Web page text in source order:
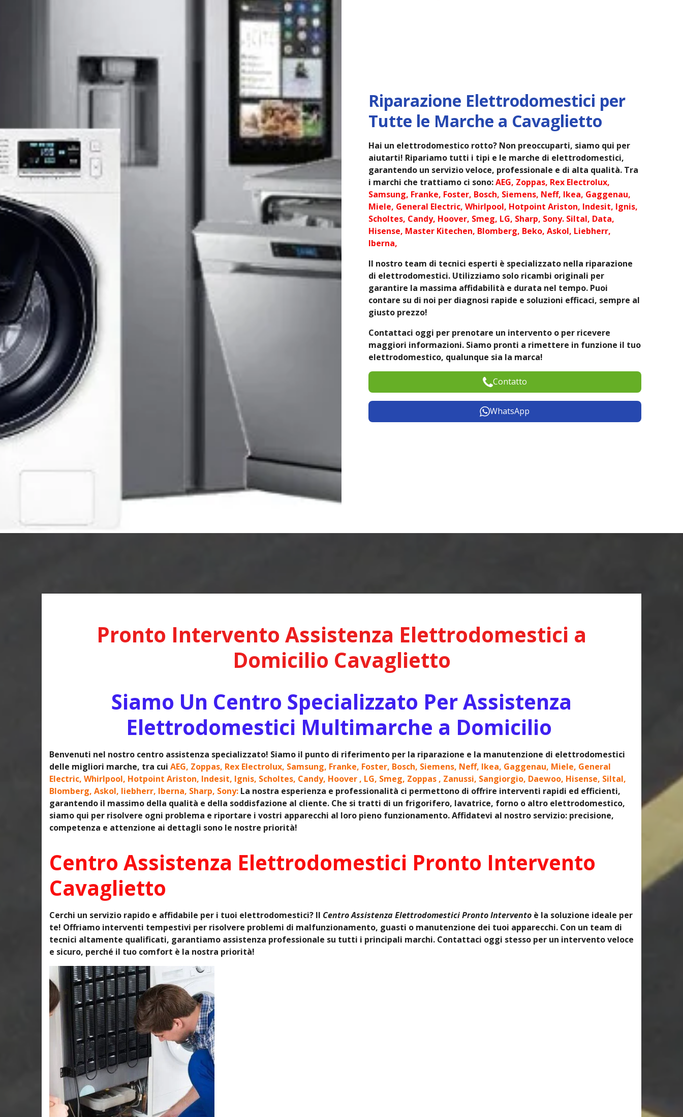
Riparazione Elettrodomestici per
Tutte le Marche a Cavaglietto
Hai un elettrodomestico rotto? Non preoccuparti, siamo qui per
aiutarti! Ripariamo tutti i tipi e le marche di elettrodomestici,
garantendo un servizio veloce, professionale e di alta qualità. Tra
i marchi che trattiamo ci sono:AEG, Zoppas, Rex Electrolux,
Samsung, Franke, Foster, Bosch, Siemens, Neff, Ikea, Gaggenau,
Miele, General Electric, Whirlpool, Hotpoint Ariston, Indesit, Ignis,
Scholtes, Candy, Hoover, Smeg, LG, Sharp, Sony. Siltal, Data,
Hisense, Master Kitechen, Blomberg, Beko, Askol, Liebherr,
Iberna,
Il nostro team di tecnici esperti è specializzato nella riparazione
di elettrodomestici. Utilizziamo solo ricambi originali per
garantire la massima affidabilità e durata nel tempo. Puoi
contare su di noi per diagnosi rapide e soluzioni efficaci, sempre al
giusto prezzo!
Contattaci oggi per prenotare un intervento o per ricevere
maggiori informazioni. Siamo pronti a rimettere in funzione il tuo
elettrodomestico, qualunque sia la marca!
Contatto
WhatsApp
Pronto Intervento Assistenza Elettrodomestici a
Domicilio Cavaglietto
Siamo Un Centro Specializzato Per Assistenza
Elettrodomestici Multimarche a Domicilio
Benvenuti nel nostro centro assistenza specializzato! Siamo il punto di riferimento per la riparazione e la manutenzione di elettrodomestici
delle migliori marche, tra cui AEG, Zoppas, Rex Electrolux, Samsung, Franke, Foster, Bosch, Siemens, Neff, Ikea, Gaggenau, Miele, General
Electric, Whirlpool, Hotpoint Ariston, Indesit, Ignis, Scholtes, Candy, Hoover , LG, Smeg, Zoppas , Zanussi, Sangiorgio, Daewoo, Hisense, Siltal,
Blomberg, Askol, liebherr, Iberna, Sharp, Sony: La nostra esperienza e professionalità ci permettono di offrire interventi rapidi ed efficienti,
garantendo il massimo della qualità e della soddisfazione al cliente. Che si tratti di un frigorifero, lavatrice, forno o altro elettrodomestico,
siamo qui per risolvere ogni problema e riportare i vostri apparecchi al loro pieno funzionamento. Affidatevi al nostro servizio: precisione,
competenza e attenzione ai dettagli sono le nostre priorità!
Centro Assistenza Elettrodomestici Pronto Intervento
Cavaglietto
Cerchi un servizio rapido e affidabile per i tuoi elettrodomestici? Il Centro Assistenza Elettrodomestici Pronto Intervento è la soluzione ideale per
te! Offriamo interventi tempestivi per risolvere problemi di malfunzionamento, guasti o manutenzione dei tuoi apparecchi. Con un team di
tecnici altamente qualificati, garantiamo assistenza professionale su tutti i principali marchi. Contattaci oggi stesso per un intervento veloce
e sicuro, perché il tuo comfort è la nostra priorità!